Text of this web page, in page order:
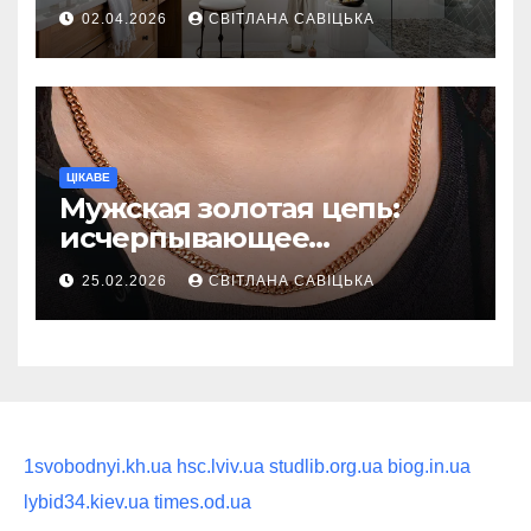
восстанавливающий
ритуал
02.04.2026 СВІТЛАНА САВІЦЬКА
ЦІКАВЕ
Мужская золотая цепь:
исчерпывающее
руководство по выбору
статусного украшения
25.02.2026 СВІТЛАНА САВІЦЬКА
1svobodnyi.kh.ua hsc.lviv.ua studlib.org.ua biog.in.ua
lybid34.kiev.ua times.od.ua